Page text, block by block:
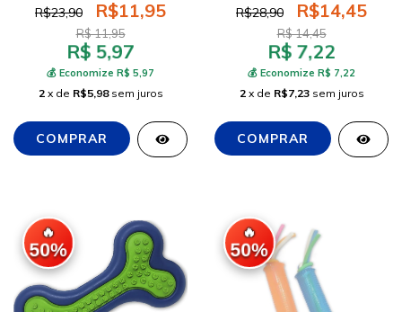
R$23,90 R$11,95
R$ 11,95
R$ 5,97
💰 Economize R$ 5,97
2 x de R$5,98 sem juros
R$28,90 R$14,45
R$ 14,45
R$ 7,22
💰 Economize R$ 7,22
2 x de R$7,23 sem juros
🔥
50%
🔥
50%